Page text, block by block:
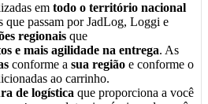
em todo o território nacional
que passam por JadLog, Loggi e
regionais que
e mais agilidade na entrega. As
conforme a sua região e conforme o
ao carrinho.
de logística que proporciona a você